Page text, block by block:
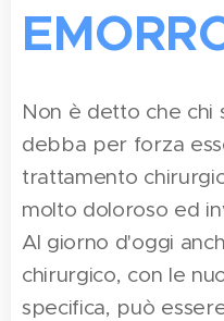
Non è detto che chi
debba per forza
trattamento
molto doloroso ed
Al giorno d'oggi
chirurgico, con le
specifica, può